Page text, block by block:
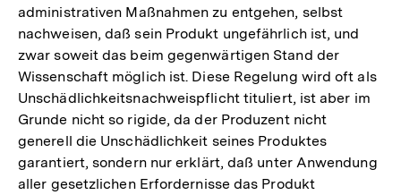
administrativen Maßnahmen zu entgehen, selbst
nachweisen, daß sein Produkt ungefährlich ist, und
zwar soweit das beim gegenwärtigen Stand der
Wissenschaft möglich ist. Diese Regelung wird oft als
Unschädlichkeitsnachweispflicht tituliert, ist aber im
Grunde nicht so rigide, da der Produzent nicht
generell die Unschädlichkeit seines Produktes
garantiert, sondern nur erklärt, daß unter Anwendung
aller gesetzlichen Erfordernisse das Produkt